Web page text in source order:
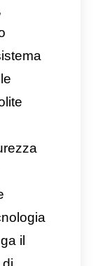
di
del
gestisce
clienti